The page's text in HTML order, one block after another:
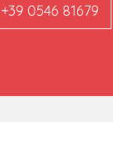
+39 0546 81679